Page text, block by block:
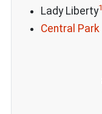
Lady Liberty1
Central Park